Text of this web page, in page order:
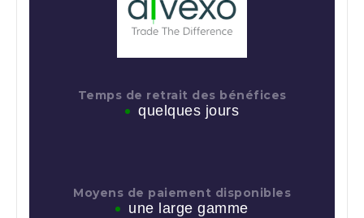
Temps de retrait des bénéfices
quelques jours
Moyens de paiement disponibles
une large gamme